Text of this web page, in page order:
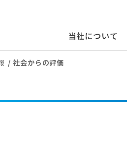
当社について
社会からの評価